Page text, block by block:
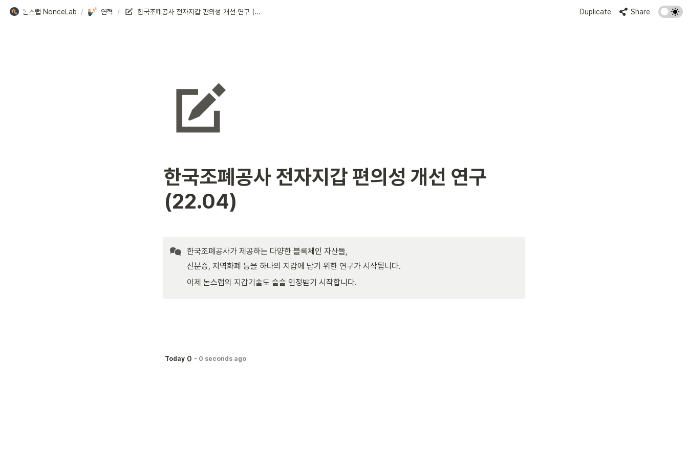
논스랩 NonceLab / 연혁 / 한국조폐공사 전자지갑 편의성 개선 연구 (22.04) Duplicate Share
한국조폐공사 전자지갑 편의성 개선 연구
(22.04)
한국조폐공사가 제공하는 다양한 블록체인 자산들,
신분증, 지역화폐 등을 하나의 지갑에 담기 위한 연구가 시작됩니다.
이제 논스랩의 지갑기술도 슬슬 인정받기 시작합니다.
Today 0 - 0 seconds ago